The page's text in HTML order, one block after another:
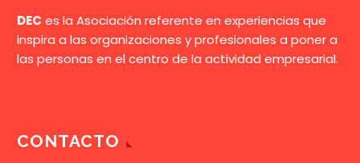
DEC es la Asociación referente en experiencias que
inspira a las organizaciones y profesionales a poner a
las personas en el centro de la actividad empresarial.
CONTACTO